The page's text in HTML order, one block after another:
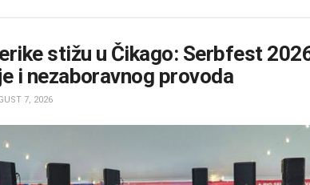
stižu u Čikago: Serbfest
i nezaboravnog provoda
7, 2026